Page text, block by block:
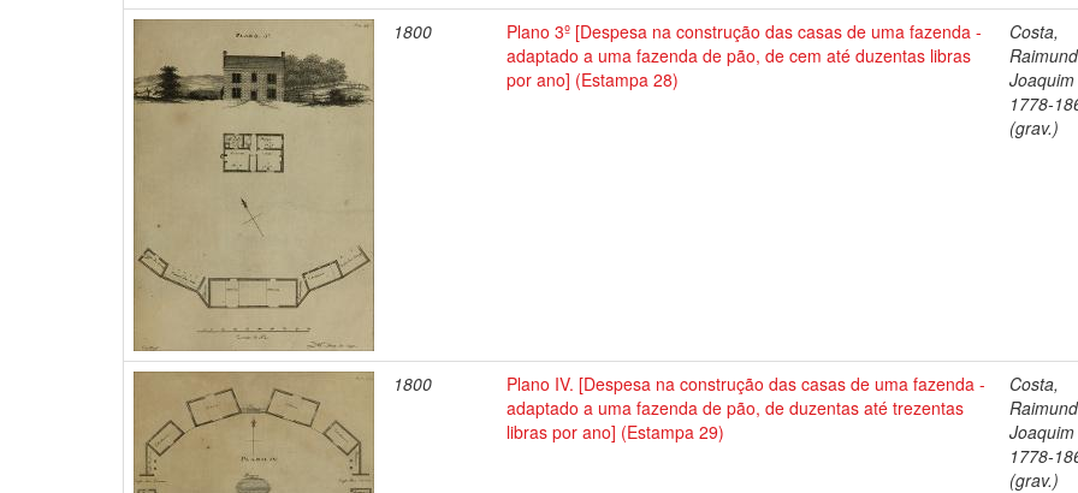
1800
Plano 3º [Despesa na construção das casas de uma fazenda -
adaptado a uma fazenda de pão, de cem até duzentas libras
por ano] (Estampa 28)
Costa,
Joaquim
1778-
(grav.)
1800
Plano IV. [Despesa na construção das casas de uma fazenda -
adaptado a uma fazenda de pão, de duzentas até trezentas
libras por ano] (Estampa 29)
Costa,
Joaquim
1778-
(grav.)